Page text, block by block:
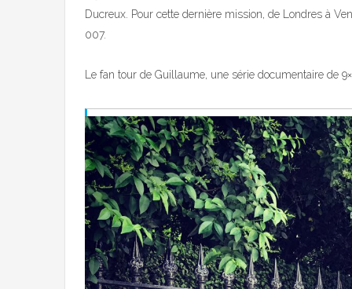
Ducreux. Pour cette dernière mission, de Londres à
007.
Le fan tour de Guillaume, une série documentaire de